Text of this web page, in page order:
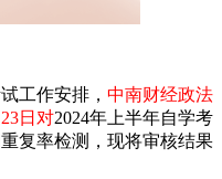
工作安排， 中南财经政法
日对2024年上半年自学考
复率检测，现将审核结果